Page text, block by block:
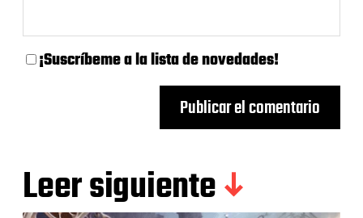
¡Suscríbeme a la lista de novedades!
Leer siguiente